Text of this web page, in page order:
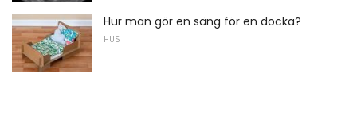
Hur man gör en säng för en docka?
HUS